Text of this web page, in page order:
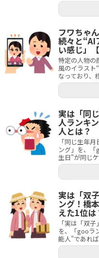
フワちゃ
続々と“AI
い感じ」
特定の人物の
風のイラスト
なっており、
実は「同
人ランキ
人とは？
「同じ生年
ング」を、
生日”が同じ
実は「双
ング！橋
えた1位は
「実は「双
を、「gooラ
能人”であれ